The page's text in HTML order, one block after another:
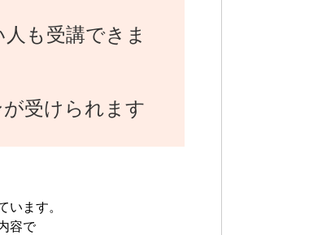
も受講できま
受けられます
います。
容で